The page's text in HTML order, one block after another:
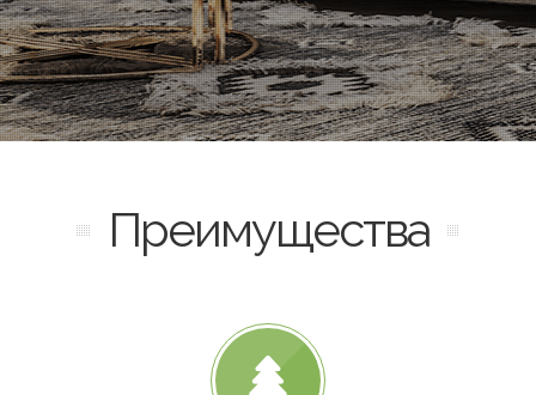
Преимущества